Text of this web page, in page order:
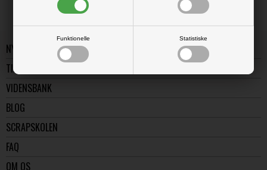
Funktionelle Statistiske
NYE VARER
TILBUD
VIDENSBANK
BLOG
SCRAPSKOLEN
FAQ
OM OS